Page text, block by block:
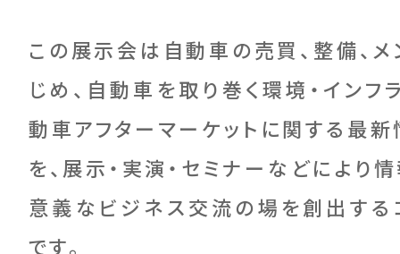
この展示会は自動車の売買、整備、
じめ、自動車を取り巻く環境・イン
動車アフターマーケットに関する最
を、展示・実演・セミナーなどにより
意義なビジネス交流の場を創出する
です。